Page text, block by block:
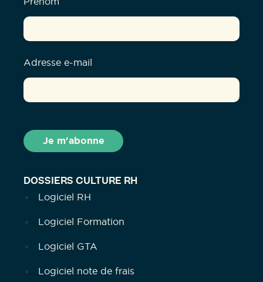
DOSSIERS CULTURE RH
Logiciel RH
Logiciel Formation
Logiciel GTA
Logiciel note de frais
Adresse e-mail